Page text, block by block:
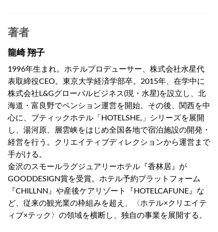
著者
龍崎 翔子
1996年生まれ。ホテルプロデューサー、株式会社水星代
表取締役CEO。東京大学経済学部卒。2015年、在学中に
株式会社L&Gグローバルビジネス(現・水星)を設立し、北
海道・富良野でペンション運営を開始。その後、関西を中
心に、ブティックホテル「HOTELSHE,」シリーズを展開
し、湯河原、層雲峡をはじめ全国各地で宿泊施設の開発・
経営を行う。クリエイティブディレクションから運営まで
手がける。
金沢のスモールラグジュアリーホテル『香林居』が
GOODDESIGN賞を受賞。ホテル予約プラットフォーム
『CHILLNN』や産後ケアリゾート『HOTELCAFUNE』な
ど、従来の観光業の枠組みを超え、〈ホテル×クリエイテ
ィブ×テック〉の領域を横断し、独自の事業を展開する。